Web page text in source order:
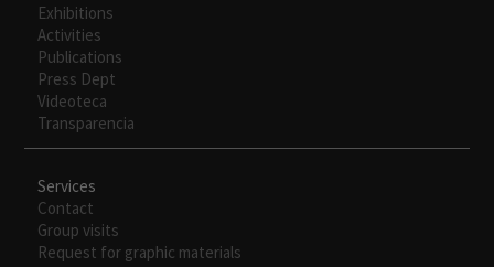
Exhibitions
Activities
Publications
Press Dept
Videoteca
Transparencia
Services
Contact
Group visits
Request for graphic materials